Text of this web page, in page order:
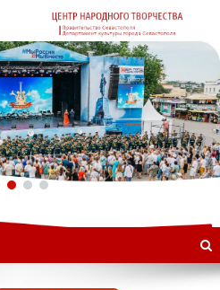
«ЦНТ» –
Центр
творчества